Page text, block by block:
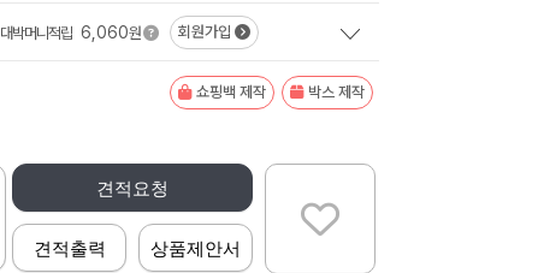
대박머니적립 6,060원 회원가입
쇼핑백 제작 박스 제작
견적요청
견적출력 상품제안서